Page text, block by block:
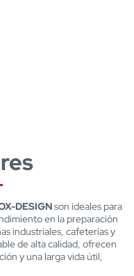
DESIGNson ideales para
en la preparación
industriales, cafeterías y
de alta calidad, ofrecen
y una larga vida útil,